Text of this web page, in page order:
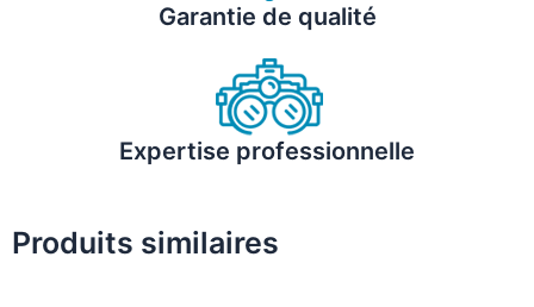
Garantie de qualité
Expertise professionnelle
Produits similaires